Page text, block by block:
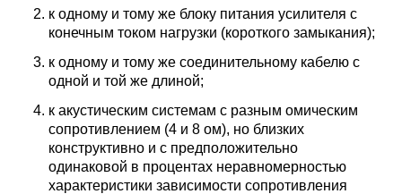
к одному и тому же блоку питания усилителя с
конечным током нагрузки (короткого замыкания);
к одному и тому же соединительному кабелю с
одной и той же длиной;
к акустическим системам с разным омическим
сопротивлением (4 и 8 ом), но близких
конструктивно и с предположительно
одинаковой в процентах неравномерностью
характеристики зависимости сопротивления